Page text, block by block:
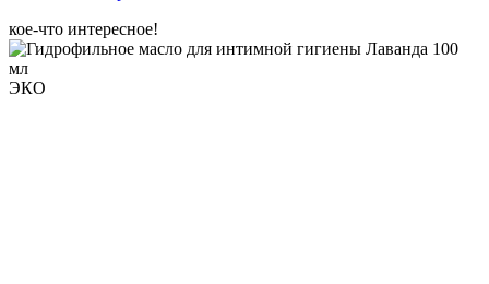
кое-что интересное!
ЭКО